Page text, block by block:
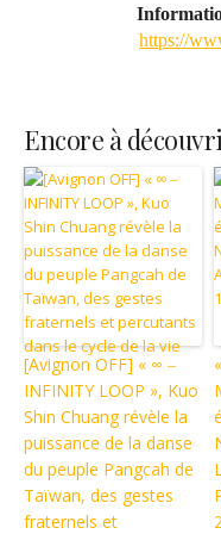
https://
Encore à
[Avignon OFF] « ∞ ‒
INFINITY LOOP », Kuo
Shin Chuang révèle la
puissance de la danse
du peuple Pangcah de
Taïwan, des gestes
fraternels et